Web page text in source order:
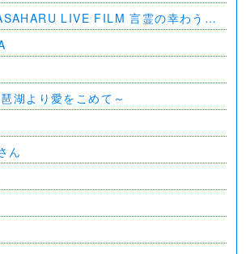
LIVE FILM 言霊の幸わう夏
2023
湖より愛をこめて～
ん